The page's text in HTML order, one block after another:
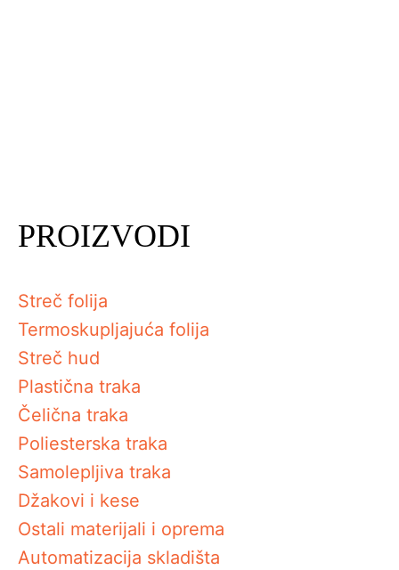
PROIZVODI
Streč folija
Termoskupljajuća folija
Streč hud
Plastična traka
Čelična traka
Poliesterska traka
Samolepljiva traka
Džakovi i kese
Ostali materijali i oprema
Automatizacija skladišta